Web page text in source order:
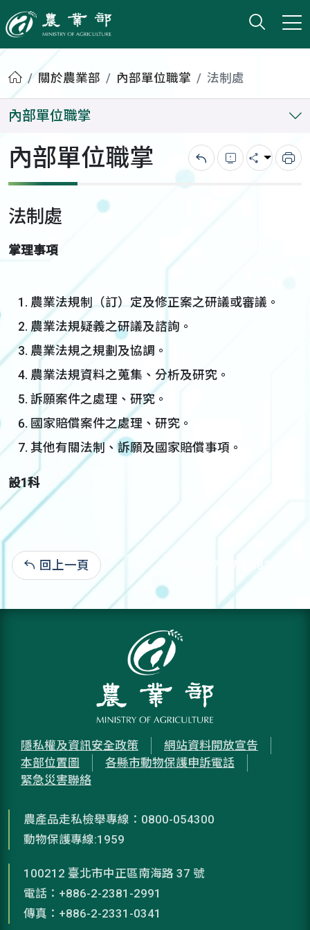
農業部
打開
小版
首頁關於農業部 內部單位職掌 法制處
內部單位職掌
內部單位職掌 回上一頁錯誤回報
分享 列
法制處
掌理事項
農業法規制（訂）定及修正案之研議或審議。
農業法規疑義之研議及諮詢。
農業法規之規劃及協調。
農業法規資料之蒐集、分析及研究。
訴願案件之處理、研究。
國家賠償案件之處理、研究。
其他有關法制、訴願及國家賠償事項。
設1科
回上一頁 112-07-27:7,482
隱私權及資訊安全政策
網站資料開放宣告
本部位置圖
各縣市動物保護申訴電話
緊急災害聯絡
農產品走私檢舉專線：0800-054300
動物保護專線:1959
100212 臺北市中正區南海路 37 號
電話：+886-2-2381-2991
傳真：+886-2-2331-0341